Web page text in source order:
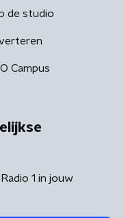
de studio
Campus
1 in jouw